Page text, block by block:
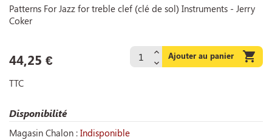
Patterns For Jazz for treble clef (clé de sol) Instruments - Jerry
Coker
44,25 € Ajouter au panier 
TTC
Disponibilité
Magasin Chalon : Indisponible